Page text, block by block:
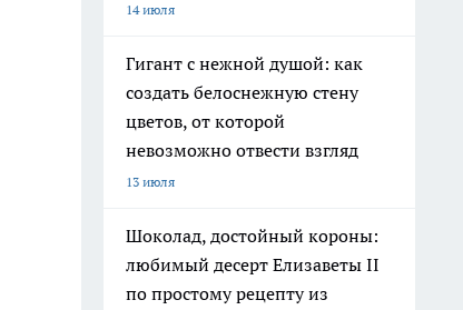
14 июля
Гигант с нежной душой: как
создать белоснежную стену
цветов, от которой
невозможно отвести взгляд
13 июля
Шоколад, достойный короны:
любимый десерт Елизаветы II
по простому рецепту из